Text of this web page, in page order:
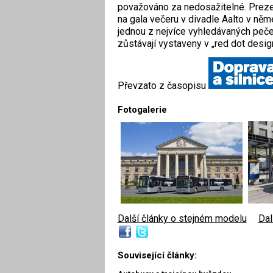
považováno za nedosažitelné.
na gala večeru v divadle Aalto v
jednou z nejvíce vyhledávaných
zůstávají vystaveny v „red dot
Převzato z časopisu
Fotogalerie
Další články o stejném modelu
Související články: